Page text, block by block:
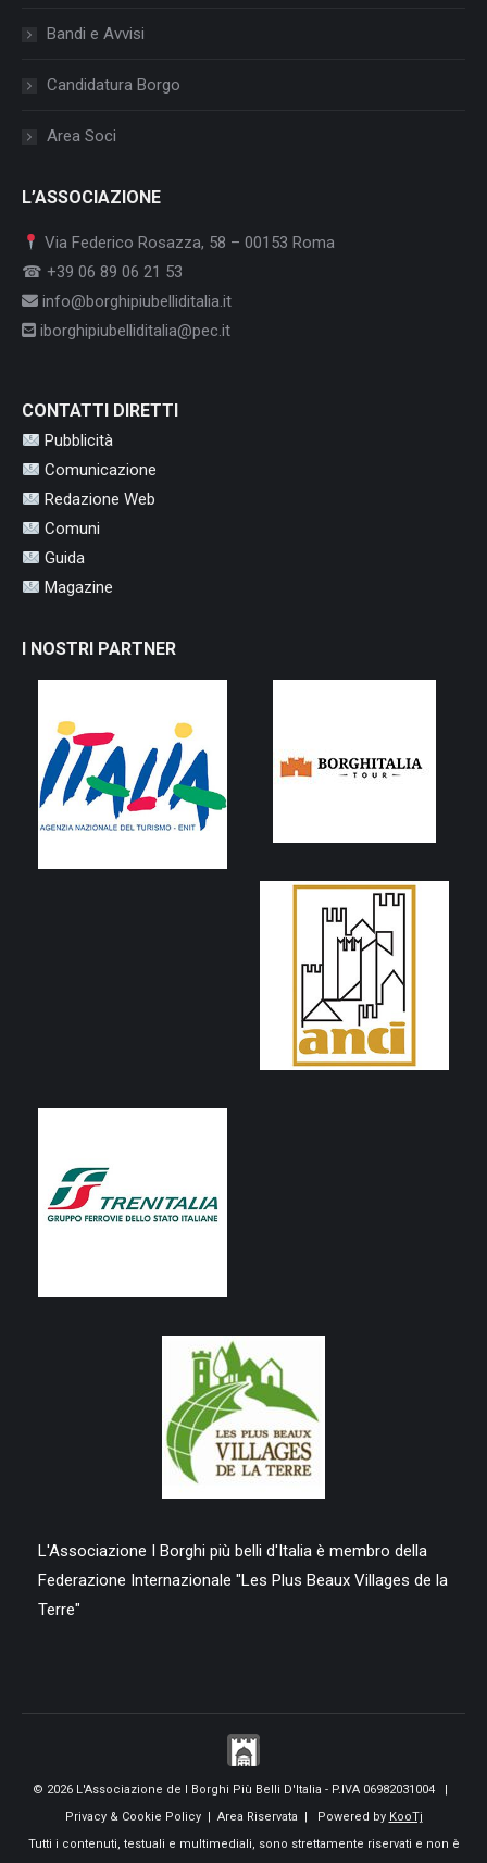
Bandi e Avvisi
Candidatura Borgo
Area Soci
L’ASSOCIAZIONE
Via Federico Rosazza, 58 – 00153 Roma
☎ +39 06 89 06 21 53
info@borghipiubelliditalia.it
iborghipiubelliditalia@pec.it
CONTATTI DIRETTI
Pubblicità
Comunicazione
Redazione Web
Comuni
Guida
Magazine
I NOSTRI PARTNER
L'Associazione I Borghi più belli d'Italia è membro della
Federazione Internazionale "Les Plus Beaux Villages de la
Terre"
© 2026 L'Associazione de I Borghi Più Belli D'Italia - P.IVA 06982031004 |
Privacy & Cookie Policy| Area Riservata | Powered by KooTj
Tutti i contenuti, testuali e multimediali, sono strettamente riservati e non è